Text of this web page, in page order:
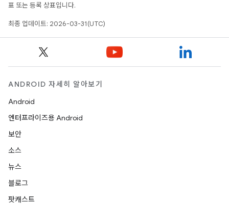
표 또는 등록 상표입니다.
최종 업데이트: 2026-03-31(UTC)
ANDROID 자세히 알아보기
Android
엔터프라이즈용 Android
보안
소스
뉴스
블로그
팟캐스트